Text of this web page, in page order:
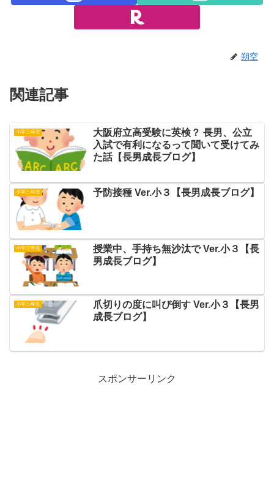
朔空
関連記事
小学三年生
大阪府立高受験に英検？ 長男、公立
入試で有利になるって聞いて受けてみ
た話【長男成長ブログ】
小学三年生 予防接種 Ver.小３【長男成長ブログ】
小学三年生
授業中、手持ち無沙汰で Ver.小３【長
男成長ブログ】
小学三年生
爪切りの度に叫び倒す Ver.小３【長男
成長ブログ】
スポンサーリンク